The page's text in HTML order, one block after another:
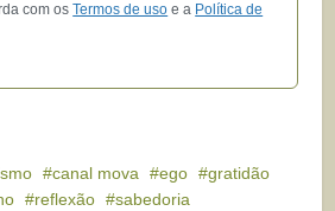
com osTermos de uso e a Política de
canal mova ego
gratidão
reflexão
sabedoria